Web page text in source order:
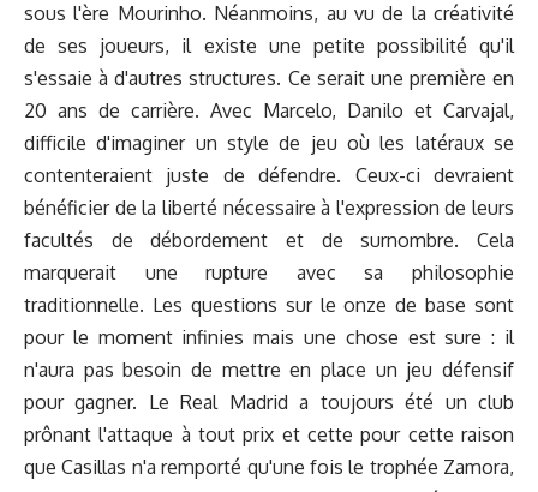
sous l'ère Mourinho. Néanmoins, au vu de la créativité
de ses joueurs, il existe une petite possibilité qu'il
s'essaie à d'autres structures. Ce serait une première en
20 ans de carrière. Avec Marcelo, Danilo et Carvajal,
difficile d'imaginer un style de jeu où les latéraux se
contenteraient juste de défendre. Ceux-ci devraient
bénéficier de la liberté nécessaire à l'expression de leurs
facultés de débordement et de surnombre. Cela
marquerait une rupture avec sa philosophie
traditionnelle. Les questions sur le onze de base sont
pour le moment infinies mais une chose est sure : il
n'aura pas besoin de mettre en place un jeu défensif
pour gagner. Le Real Madrid a toujours été un club
prônant l'attaque à tout prix et cette pour cette raison
que Casillas n'a remporté qu'une fois le trophée Zamora,